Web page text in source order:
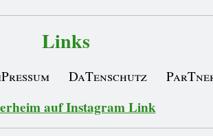
Links
DaTenschutz